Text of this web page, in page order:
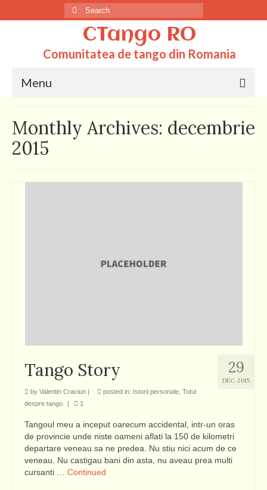
Search
for:
CTango RO
Comunitatea de tango din Romania
Menu
Totul despre tango
Monthly Archives: decembrie
2015
29
DEC. 2015
Tango Story
by Valentin Craciun | posted in: Istorii personale Totul
despre tango
| 1
Tangoul meu a inceput oarecum accidental, intr-un oras
de provincie unde niste oameni aflati la 150 de kilometri
departare veneau sa ne predea. Nu stiu nici acum de ce
veneau. Nu castigau bani din asta, nu aveau prea multi
cursanti … Continued